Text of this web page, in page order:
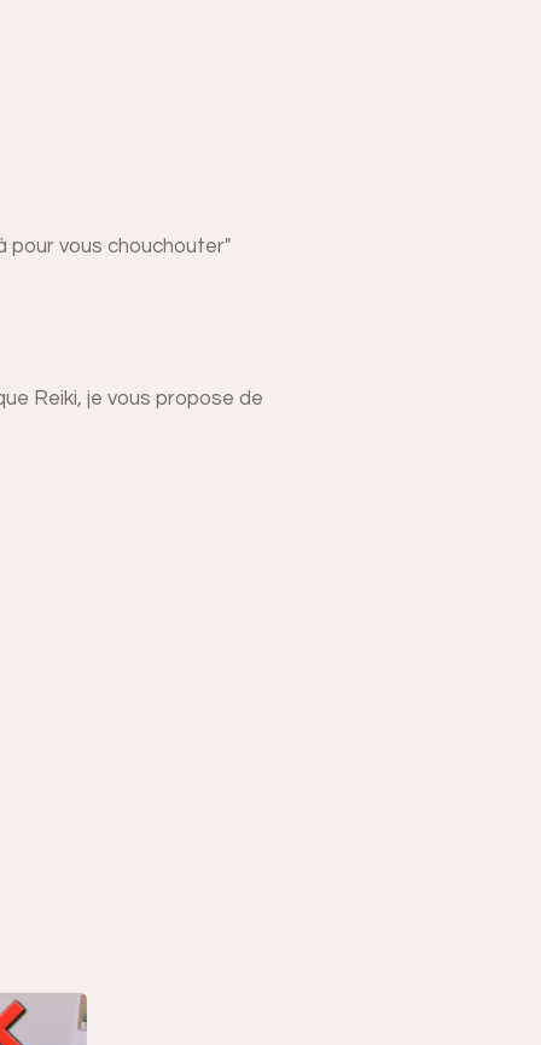
pour vous chouchouter"
Reiki, je vous propose de